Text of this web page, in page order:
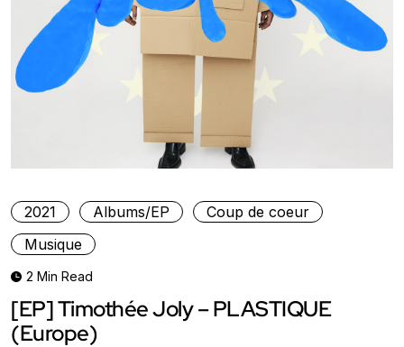
2021 Albums/EP
Coup de coeur
Musique
2 Min Read
[EP] Timothée Joly – PLASTIQUE
(Europe)